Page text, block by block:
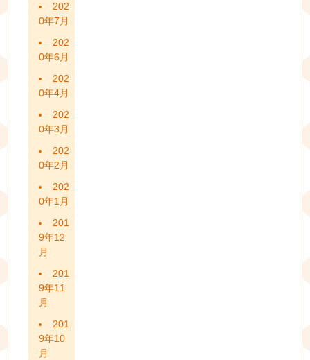
202
0年7月
202
0年6月
202
0年4月
202
0年3月
202
0年2月
202
0年1月
201
9年12
月
201
9年11
月
201
9年10
月